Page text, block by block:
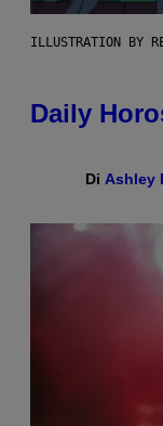
ILLUSTRATION BY
Daily
Di Ashley